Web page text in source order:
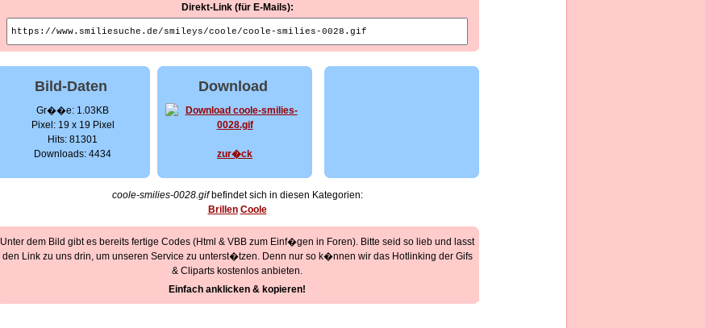
Direkt-Link (für E-Mails):
Bild-Daten
Gr��e: 1.03KB
Pixel: 19 x 19 Pixel
Hits: 81301
Downloads: 4434
Download
zur�ck
coole-smilies-0028.gifbefindet sich in diesen Kategorien:
Brillen Coole
Unter dem Bild gibt es bereits fertige Codes (Html & VBB zum Einf�gen in Foren). Bitte seid so lieb und lasst
den Link zu uns drin, um unseren Service zu unterst�tzen. Denn nur so k�nnen wir das Hotlinking der Gifs
& Cliparts kostenlos anbieten.
Einfach anklicken & kopieren!